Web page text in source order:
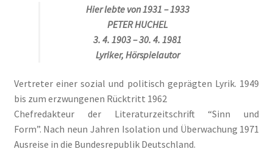
Hier lebte von 1931 – 1933
PETERHUCHEL
3. 4. 1903 – 30. 4. 1981
Lyriker, Hörspielautor
Vertreter einer sozial und politisch geprägten Lyrik. 1949
bis zum erzwungenen Rücktritt 1962
Chefredakteur der Literaturzeitschrift “Sinn und
Form”. Nach neun Jahren Isolation und Überwachung 1971
Ausreise in die Bundesrepublik Deutschland.